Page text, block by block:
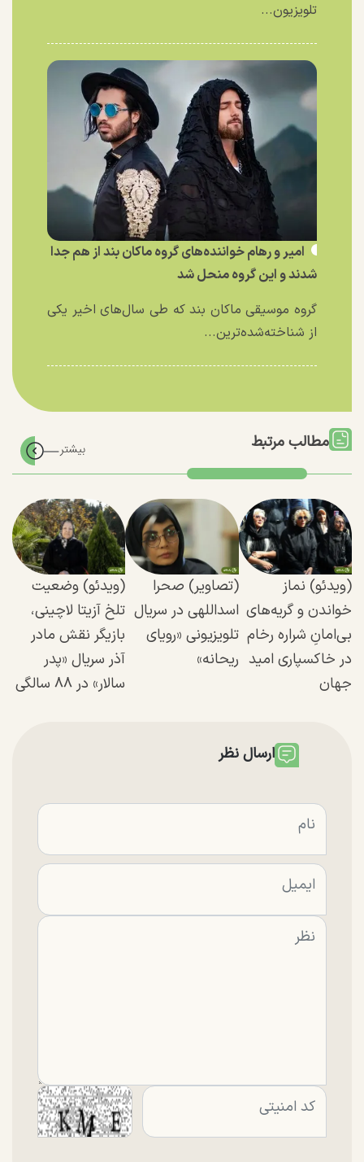
تلویزیون...
امیر و رهام خواننده‌های گروه ماکان بند از هم جدا
شدند و این گروه منحل شد
گروه موسیقی ماکان بند که طی سال‌های اخیر یکی
از شناخته‌شده‌ترین...
مطالب مرتبط
(ویدئو) نماز
خواندن و گریه‌های
بی‌امانِ شراره رخام
در خاکسپاری امید
جهان
(تصاویر) صحرا
اسداللهی در سریال
تلویزیونی «رویای
ریحانه»
(ویدئو) وضعیت
تلخ آزیتا لاچینی،
بازیگر نقش مادر
آذر سریال «پدر
سالار» در ۸۸ سالگی
ارسال نظر